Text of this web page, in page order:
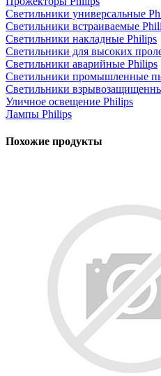
Светильники универсальные
Светильники встраиваемые
Светильники накладные Philips
Светильники для высоких
Светильники аварийные Philips
Светильники промышленные
Светильники
Уличное освещение Philips
Лампы Philips
Похожие продукты